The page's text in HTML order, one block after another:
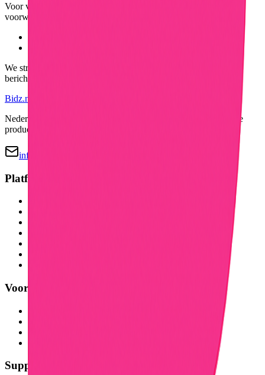
Voor vragen, klachten of opmerkingen over deze algemene
voorwaarden kunt u contact met ons opnemen:
We streven ernaar om binnen 2 werkdagen te reageren op uw
bericht.
Bidz.nl
Nederlands online veilingplatform voor tweedehands en nieuwe
producten.
info@bidz.nl
Platform
Voor Bedrijven
Support